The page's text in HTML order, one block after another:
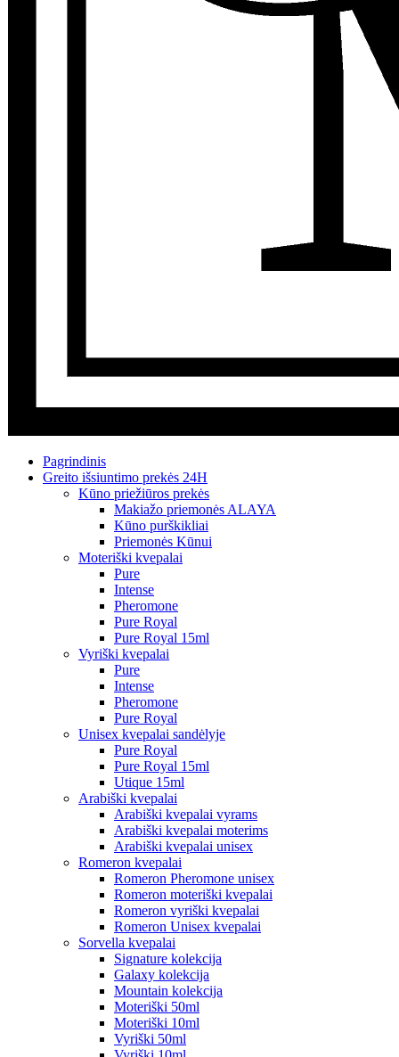
Pagrindinis
Greito išsiuntimo prekės 24H
Kūno priežiūros prekės
Makiažo priemonės ALAYA
Kūno purškikliai
Priemonės Kūnui
Moteriški kvepalai
Pure
Intense
Pheromone
Pure Royal
Pure Royal 15ml
Vyriški kvepalai
Pure
Intense
Pheromone
Pure Royal
Unisex kvepalai sandėlyje
Pure Royal
Pure Royal 15ml
Utique 15ml
Arabiški kvepalai
Arabiški kvepalai vyrams
Arabiški kvepalai moterims
Arabiški kvepalai unisex
Romeron kvepalai
Romeron Pheromone unisex
Romeron moteriški kvepalai
Romeron vyriški kvepalai
Romeron Unisex kvepalai
Sorvella kvepalai
Signature kolekcija
Galaxy kolekcija
Mountain kolekcija
Moteriški 50ml
Moteriški 10ml
Vyriški 50ml